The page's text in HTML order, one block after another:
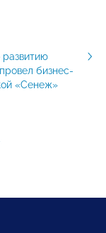
бизнес-
«Сенеж»